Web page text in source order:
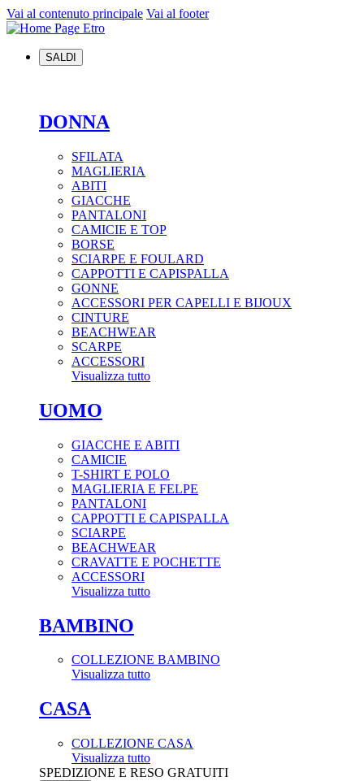
Vai al contenuto principale Vai al footer
SALDI
DONNA
SFILATA
MAGLIERIA
ABITI
GIACCHE
PANTALONI
CAMICIE E TOP
BORSE
SCIARPE E FOULARD
CAPPOTTI E CAPISPALLA
GONNE
ACCESSORI PER CAPELLI E BIJOUX
CINTURE
BEACHWEAR
SCARPE
ACCESSORI
Visualizza tutto
UOMO
GIACCHE E ABITI
CAMICIE
T-SHIRT E POLO
MAGLIERIA E FELPE
PANTALONI
CAPPOTTI E CAPISPALLA
SCIARPE
BEACHWEAR
CRAVATTE E POCHETTE
ACCESSORI
Visualizza tutto
BAMBINO
COLLEZIONE BAMBINO
Visualizza tutto
CASA
COLLEZIONE CASA
Visualizza tutto
SPEDIZIONE E RESO GRATUITI